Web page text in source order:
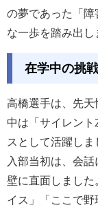
の夢であった「障
な一歩を踏み出し
在学中の挑
高橋選手は、先
中は「サイレン
スとして活躍しま
入部当初は、会
壁に直面しまし
イス」「ここで